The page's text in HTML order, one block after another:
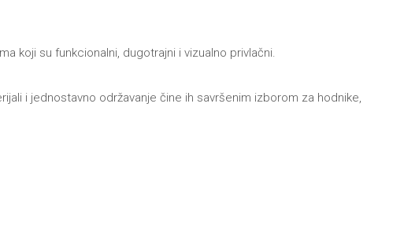
koji su funkcionalni, dugotrajni i vizualno privlačni.
i jednostavno održavanje čine ih savršenim izborom za hodnike,